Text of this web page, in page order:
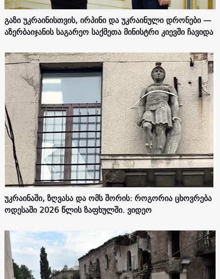
გაზი უკრაინისთვის, ირპინი და უკრაინული დრონები —
აზერბაიჯანის საგარეო საქმეთა მინისტრი კიევში ჩავიდა
უკრაინაში, ზღვასა და ომს შორის: როგორია ცხოვრება
ოდესაში 2026 წლის ზაფხულში. ვიდეო